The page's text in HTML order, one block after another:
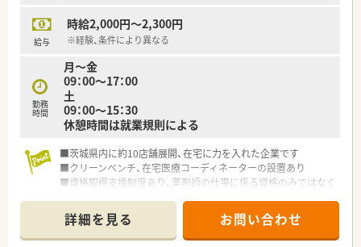
給与
時給2,000円～2,300円
※経験、条件により異なる
勤務
時間
月～金
09：00～17：00
土
09：00～15：30
休憩時間は就業規則による
■茨城県内に約10店舗展開、在宅に力を入れた企業です
■クリーンベンチ、在宅医療コーディネーターの設置あり
■資格取得支援制度あり、薬剤師の仕事に係る資格のみではなく
詳細を見る お問い合わせ